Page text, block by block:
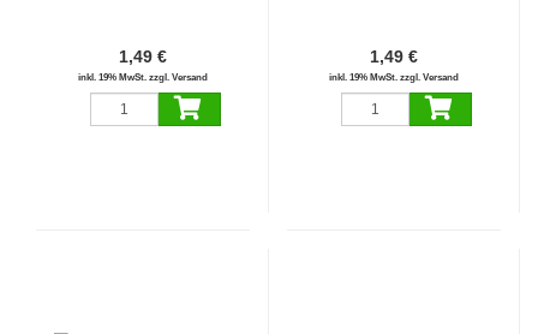
1,49 €
inkl. 19% MwSt. zzgl. Versand
1,49 €
inkl. 19% MwSt. zzgl. Versand